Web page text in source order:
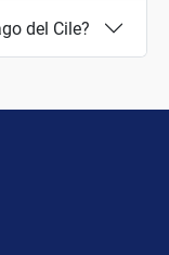
del Cile?